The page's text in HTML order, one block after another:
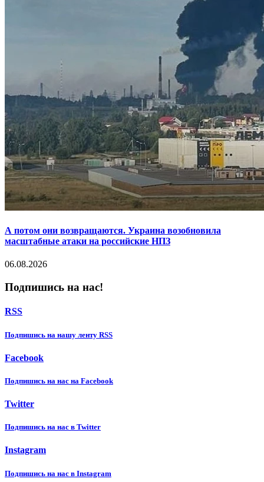
А потом они возвращаются. Украина возобновила
масштабные атаки на российские НПЗ
06.08.2026
Подпишись на нас!
RSS
Подпишиcь на нашу ленту RSS
Facebook
Подпишиcь на нас на Facebook
Twitter
Подпишиcь на нас в Twitter
Instagram
Подпишиcь на нас в Instagram